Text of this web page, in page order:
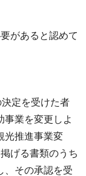
があると認めて
定を受けた者
事業を変更しよ
光推進事業変
げる書類のうち
、その承認を受